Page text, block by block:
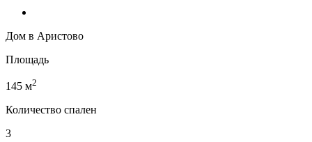
Дом в Аристово
Площадь
145 м2
Количество спален
3